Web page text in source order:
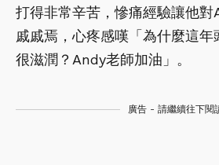
打得非常辛苦，慘痛經驗讓他
戚戚焉，心疼感嘆「為什麼這
很滋潤？Andy老師加油」。
廣告 - 請繼續往下閱